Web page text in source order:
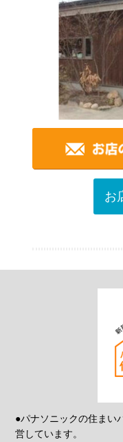
お
●パナソニックの住まい
営しています。